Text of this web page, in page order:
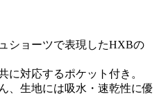
ショーツで表現したHXBの
に対応するポケット付き。
、生地には吸水・速乾性に優